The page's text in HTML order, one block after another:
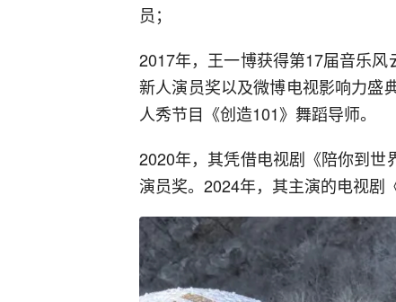
员；
2017年，王一博获得第17届音乐
新人演员奖以及微博电视影响力盛
人秀节目《创造101》舞蹈导师。
2020年，其凭借电视剧《陪你到世
演员奖。2024年，其主演的电视剧